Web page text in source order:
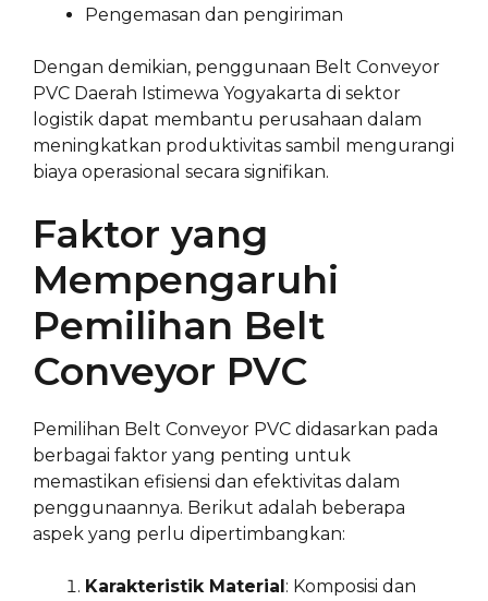
Pengemasan dan pengiriman
Dengan demikian, penggunaan Belt Conveyor
PVC Daerah Istimewa Yogyakarta di sektor
logistik dapat membantu perusahaan dalam
meningkatkan produktivitas sambil mengurangi
biaya operasional secara signifikan.
Faktor yang
Mempengaruhi
Pemilihan Belt
Conveyor PVC
Pemilihan Belt Conveyor PVC didasarkan pada
berbagai faktor yang penting untuk
memastikan efisiensi dan efektivitas dalam
penggunaannya. Berikut adalah beberapa
aspek yang perlu dipertimbangkan:
Karakteristik Material: Komposisi dan